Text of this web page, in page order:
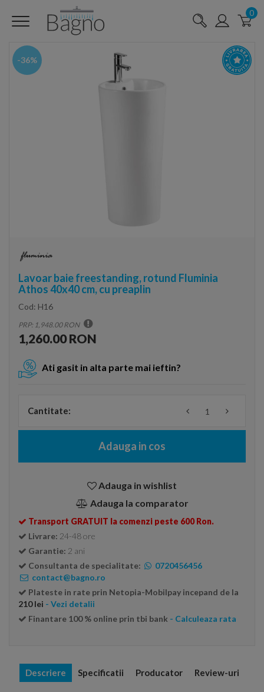
0
-36%
Lavoar baie freestanding, rotund Fluminia
Athos 40x40 cm, cu preaplin
Cod: H16
PRP: 1,948.00 RON
1,260.00 RON
Ati gasit in alta parte mai ieftin?
Cantitate:
Adauga in cos
Adauga in wishlist
Adauga la comparator
Transport GRATUIT la comenzi peste 600 Ron.
Livrare: 24-48 ore
Garantie: 2 ani
Consultanta de specialitate:
0720456456
contact@bagno.ro
Plateste in rate prin Netopia-Mobilpay incepand de la
210 lei - Vezi detalii
Finantare 100 % online prin tbi bank - Calculeaza rata
Descriere Specificatii Producator Review-uri